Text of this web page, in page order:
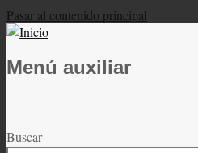
Pasar al contenido principal
Menú auxiliar
Buscar